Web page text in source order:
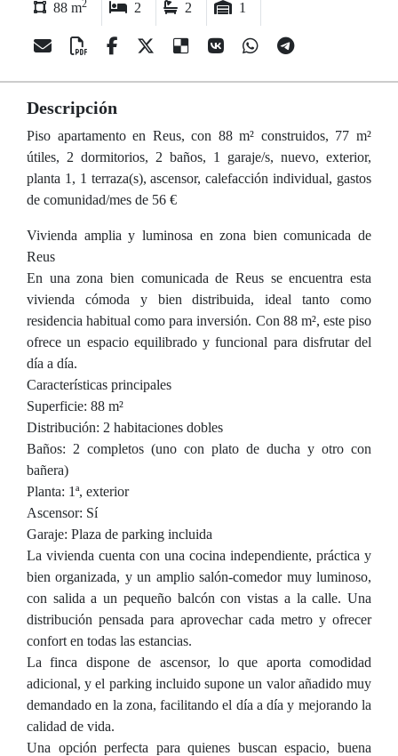
88 m2 2 2 1
Descripción
Piso apartamento en Reus, con 88 m² construidos, 77 m²
útiles, 2 dormitorios, 2 baños, 1 garaje/s, nuevo, exterior,
planta 1, 1 terraza(s), ascensor, calefacción individual, gastos
de comunidad/mes de 56 €
Vivienda amplia y luminosa en zona bien comunicada de
Reus
En una zona bien comunicada de Reus se encuentra esta
vivienda cómoda y bien distribuida, ideal tanto como
residencia habitual como para inversión. Con 88 m², este piso
ofrece un espacio equilibrado y funcional para disfrutar del
día a día.
Características principales
Superficie: 88 m²
Distribución: 2 habitaciones dobles
Baños: 2 completos (uno con plato de ducha y otro con
bañera)
Planta: 1ª, exterior
Ascensor: Sí
Garaje: Plaza de parking incluida
La vivienda cuenta con una cocina independiente, práctica y
bien organizada, y un amplio salón-comedor muy luminoso,
con salida a un pequeño balcón con vistas a la calle. Una
distribución pensada para aprovechar cada metro y ofrecer
confort en todas las estancias.
La finca dispone de ascensor, lo que aporta comodidad
adicional, y el parking incluido supone un valor añadido muy
demandado en la zona, facilitando el día a día y mejorando la
calidad de vida.
Una opción perfecta para quienes buscan espacio, buena